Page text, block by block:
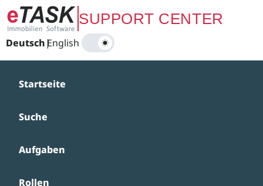
Zum Hauptinhalt springenSUPPORT CENTER
Deutsch|
English
Startseite
Suche
Aufgaben
Rollen